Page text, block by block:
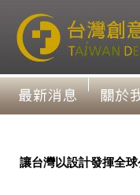
讓台灣以設計發揮全